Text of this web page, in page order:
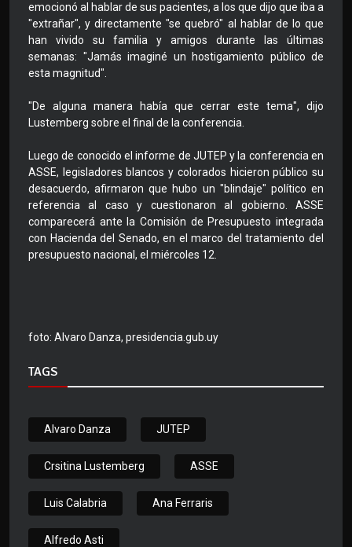
emocionó al hablar de sus pacientes, a los que dijo que iba a
"extrañar", y directamente "se quebró" al hablar de lo que
han vivido su familia y amigos durante las últimas
semanas: "Jamás imaginé un hostigamiento público de
esta magnitud".
"De alguna manera había que cerrar este tema", dijo
Lustemberg sobre el final de la conferencia.
Luego de conocido el informe de JUTEP y la conferencia en
ASSE, legisladores blancos y colorados hicieron público su
desacuerdo, afirmaron que hubo un "blindaje" político en
referencia al caso y cuestionaron al gobierno. ASSE
comparecerá ante la Comisión de Presupuesto integrada
con Hacienda del Senado, en el marco del tratamiento del
presupuesto nacional, el miércoles 12.
foto: Alvaro Danza, presidencia.gub.uy
TAGS
Alvaro Danza JUTEP
Crsitina Lustemberg ASSE
Luis Calabria Ana Ferraris
Alfredo Asti